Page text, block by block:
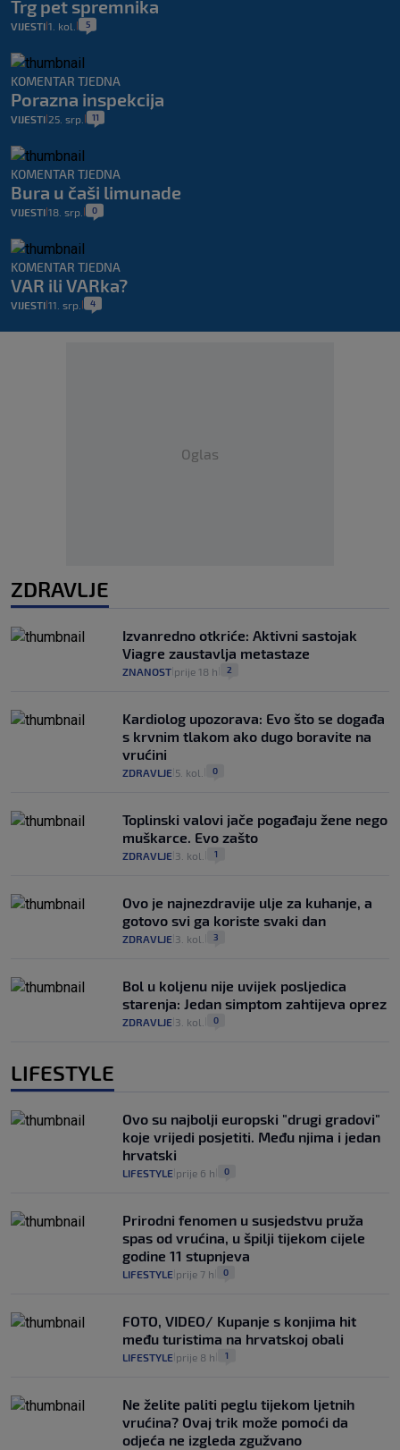
Trg pet spremnika
VIJESTI 1. kol. 5
KOMENTAR TJEDNA
Porazna inspekcija
VIJESTI 25. srp. 11
KOMENTAR TJEDNA
Bura u čaši limunade
VIJESTI 18. srp. 0
KOMENTAR TJEDNA
VAR ili VARka?
VIJESTI 11. srp. 4
Oglas
ZDRAVLJE
Izvanredno otkriće: Aktivni sastojak
Viagre zaustavlja metastaze
ZNANOST prije 18 h 2
Kardiolog upozorava: Evo što se događa
s krvnim tlakom ako dugo boravite na
vrućini
ZDRAVLJE 5. kol. 0
Toplinski valovi jače pogađaju žene nego
muškarce. Evo zašto
ZDRAVLJE 3. kol. 1
Ovo je najnezdravije ulje za kuhanje, a
gotovo svi ga koriste svaki dan
ZDRAVLJE 3. kol. 3
Bol u koljenu nije uvijek posljedica
starenja: Jedan simptom zahtijeva oprez
ZDRAVLJE 3. kol. 0
LIFESTYLE
Ovo su najbolji europski "drugi gradovi"
koje vrijedi posjetiti. Među njima i jedan
hrvatski
LIFESTYLE prije 6 h 0
Prirodni fenomen u susjedstvu pruža
spas od vrućina, u špilji tijekom cijele
godine 11 stupnjeva
LIFESTYLE prije 7 h 0
FOTO, VIDEO/ Kupanje s konjima hit
među turistima na hrvatskoj obali
LIFESTYLE prije 8 h 1
Ne želite paliti peglu tijekom ljetnih
vrućina? Ovaj trik može pomoći da
odjeća ne izgleda zgužvano